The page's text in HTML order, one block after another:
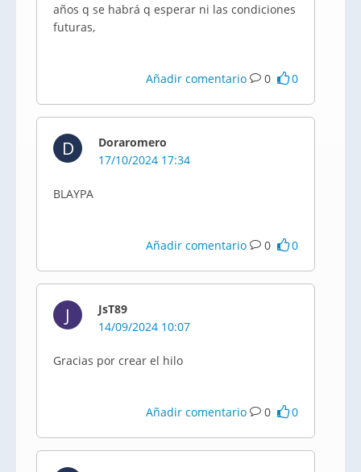
años q se habrá q esperar ni las condiciones
futuras,
Añadir comentario 0 0
D
Doraromero
17/10/2024 17:34
BLAYPA
Añadir comentario 0 0
J
JsT89
14/09/2024 10:07
Gracias por crear el hilo
Añadir comentario 0 0